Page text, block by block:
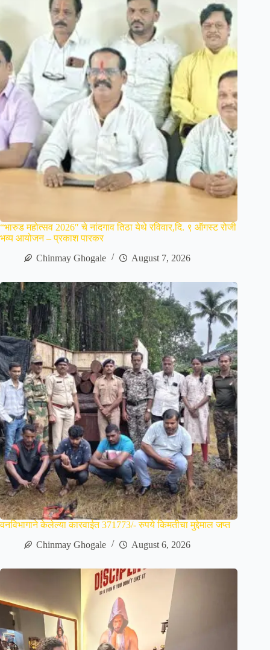
“भारुड महोत्सव 2026″ चे नांदगाव तिठा येथे रविवार,दि. ९ ऑगस्ट रोजी
भव्य आयोजन – प्रकाश पारकर
Chinmay Ghogale
August 7, 2026
वनविभागाने केलेल्या कारवाईत 371773/- रुपये किमतीचा मुद्देमाल जप्त
Chinmay Ghogale
August 6, 2026